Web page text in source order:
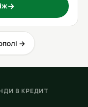
→
→
В КРЕДИТ